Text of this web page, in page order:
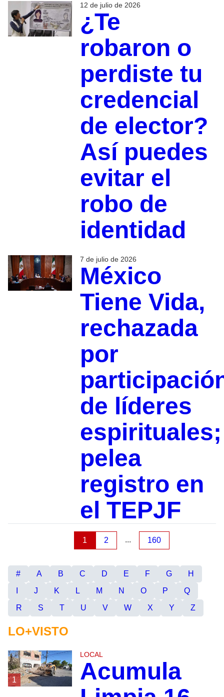
12 de julio de 2026
¿Te
robaron o
perdiste tu
credencial
de elector?
Así puedes
evitar el
robo de
identidad
7 de julio de 2026
México
Tiene Vida,
rechazada
por
de líderes
espirituales;
pelea
registro en
el TEPJF
1 2 ... 160
# A B C D E F G
H
J K L M N O P
Q
R
S T U V W X Y Z
LO+VISTO
1
LOCAL
Acumula